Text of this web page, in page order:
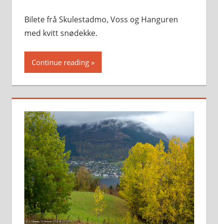
Bilete frå Skulestadmo, Voss og Hanguren
med kvitt snødekke.
Continue reading